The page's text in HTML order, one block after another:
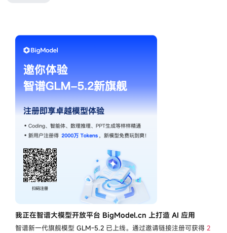
我正在智谱大模型开放平台 BigModel.cn 上打造 AI 应用
智谱新一代旗舰模型 GLM-5.2 已上线。通过邀请链接注册可获得 2